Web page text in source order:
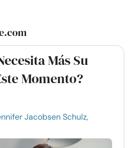
Más Su
Momento?
Jacobsen Schulz,